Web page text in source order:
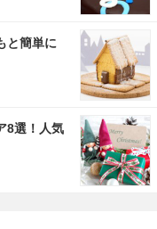
と簡単に
8選！人気